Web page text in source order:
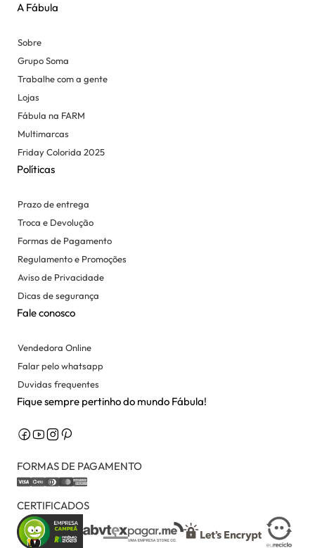
A Fábula
Sobre
Grupo Soma
Trabalhe com a gente
Lojas
Fábula na FARM
Multimarcas
Friday Colorida 2025
Políticas
Prazo de entrega
Troca e Devolução
Formas de Pagamento
Regulamento e Promoções
Aviso de Privacidade
Dicas de segurança
Fale conosco
Vendedora Online
Falar pelo whatsapp
Duvidas frequentes
Fique sempre pertinho do mundo Fábula!
FORMAS DE PAGAMENTO
CERTIFICADOS